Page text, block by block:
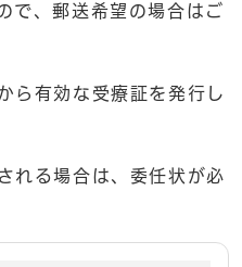
で、郵送希望の場合はご
ら有効な受療証を発行し
れる場合は、委任状が必